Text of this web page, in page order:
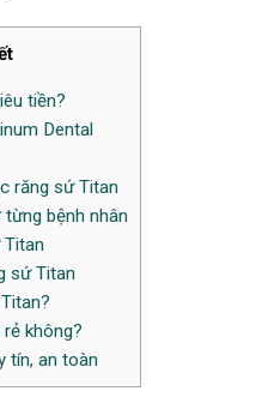
tiền?
Dental
răng sứ Titan
bệnh nhân
sứ Titan
không?
tín, an toàn